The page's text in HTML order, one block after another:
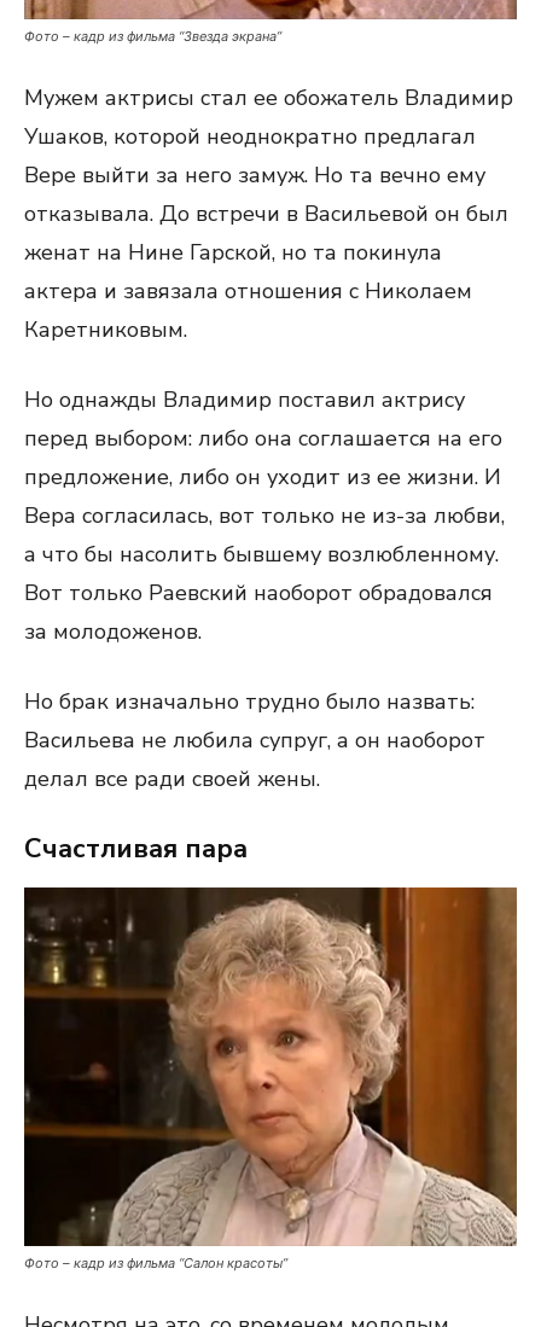
Фото – кадр из фильма “Звезда экрана”
Мужем актрисы стал ее обожатель Владимир
Ушаков, которой неоднократно предлагал
Вере выйти за него замуж. Но та вечно ему
отказывала. До встречи в Васильевой он был
женат на Нине Гарской, но та покинула
актера и завязала отношения с Николаем
Каретниковым.
Но однажды Владимир поставил актрису
перед выбором: либо она соглашается на его
предложение, либо он уходит из ее жизни. И
Вера согласилась, вот только не из-за любви,
а что бы насолить бывшему возлюбленному.
Вот только Раевский наоборот обрадовался
за молодоженов.
Но брак изначально трудно было назвать:
Васильева не любила супруг, а он наоборот
делал все ради своей жены.
Счастливая пара
Фото – кадр из фильма “Салон красоты”